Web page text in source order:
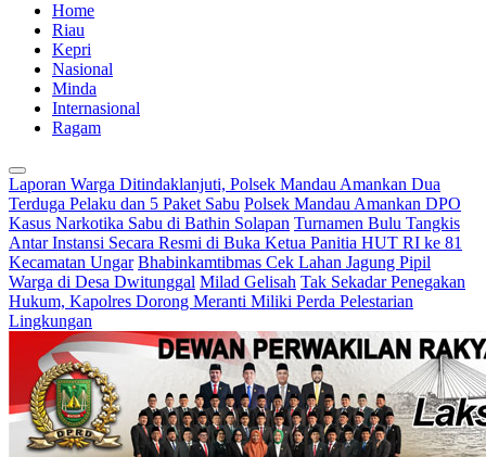
Home
Riau
Kepri
Nasional
Minda
Internasional
Ragam
Laporan Warga Ditindaklanjuti, Polsek Mandau Amankan Dua
Terduga Pelaku dan 5 Paket Sabu Polsek Mandau Amankan DPO
Kasus Narkotika Sabu di Bathin Solapan Turnamen Bulu Tangkis
Antar Instansi Secara Resmi di Buka Ketua Panitia HUT RI ke 81
Kecamatan Ungar Bhabinkamtibmas Cek Lahan Jagung Pipil
Warga di Desa Dwitunggal Milad Gelisah Tak Sekadar Penegakan
Hukum, Kapolres Dorong Meranti Miliki Perda Pelestarian
Lingkungan